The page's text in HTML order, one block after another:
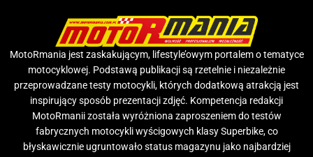
MotoRmania jest zaskakującym, lifestyle’owym portalem o tematyce
motocyklowej. Podstawą publikacji są rzetelnie i niezależnie
przeprowadzane testy motocykli, których dodatkową atrakcją jest
inspirujący sposób prezentacji zdjęć. Kompetencja redakcji
MotoRmanii została wyróżniona zaproszeniem do testów
fabrycznych motocykli wyścigowych klasy Superbike, co
błyskawicznie ugruntowało status magazynu jako najbardziej